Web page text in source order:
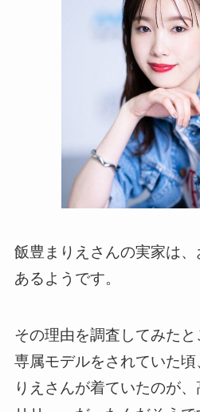
飯豊まりえさんの実家は
あるようです。
その理由を調査してみた
専属モデルをされていた
りえさんが着ていたのが